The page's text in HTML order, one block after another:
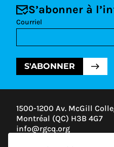
S’abonner à
Courriel
S'ABONNER
1500-1200 Av. McGill
Montréal (QC) H3B 4G7
info@rgcq.org